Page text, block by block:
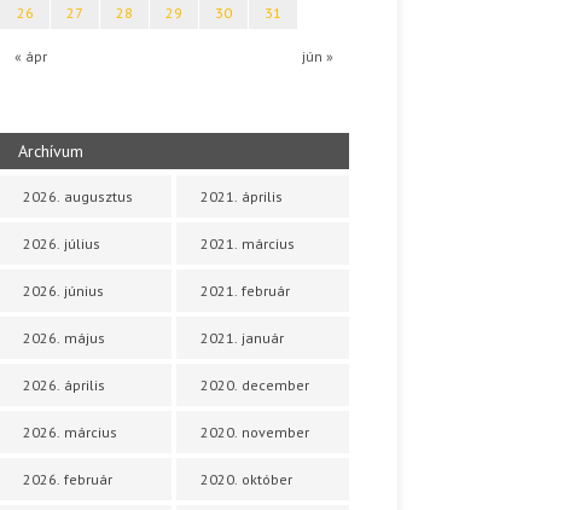
« ápr jún »
26
27 28 29 30 31
Archívum
2026. augusztus
2026. július
2026. június
2026. május
2026. április
2026. március
2026. február
2021. április
2021. március
2021. február
2021. január
2020. december
2020. november
2020. október